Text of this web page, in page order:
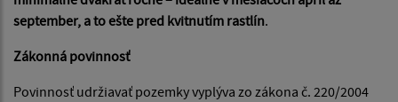
september, a to ešte pred kvitnutím rastlín.
Zákonná povinnosť
Povinnosť udržiavať pozemky vyplýva zo zákona č. 220/2004